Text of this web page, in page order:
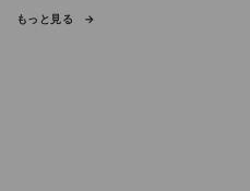
もっと見る